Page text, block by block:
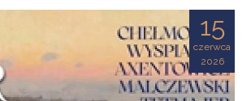
15
czerwca
2026